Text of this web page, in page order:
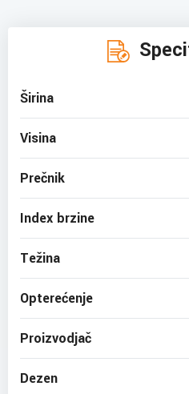
Širina
Visina
Prečnik
Index brzine
Težina
Opterećenje
Proizvodjač
Dezen